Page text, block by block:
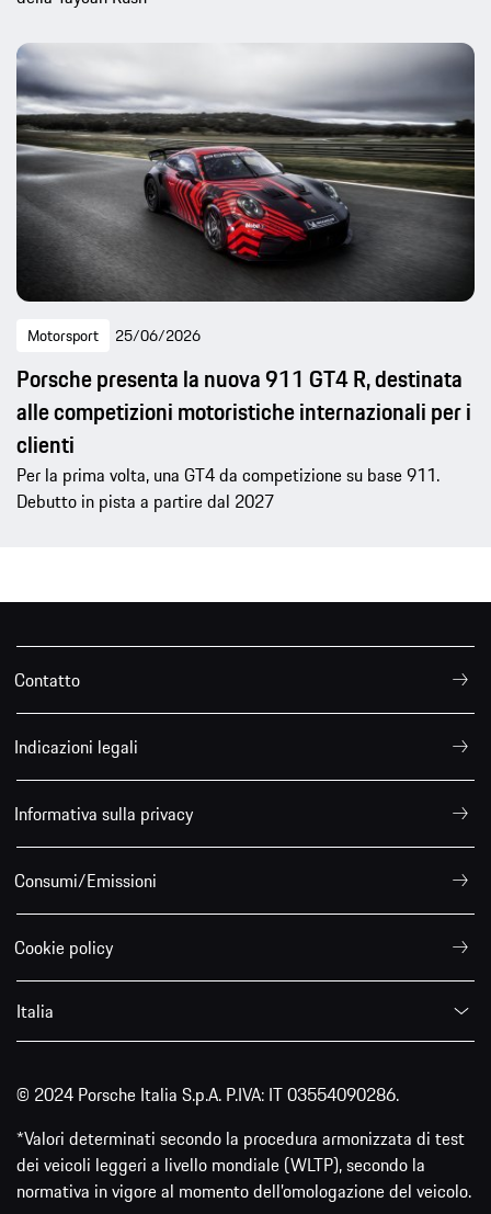
Motorsport 25/06/2026
Porsche presenta la nuova 911 GT4 R, destinata
alle competizioni motoristiche internazionali per i
clienti
Per la prima volta, una GT4 da competizione su base 911.
Debutto in pista a partire dal 2027
Contatto
Indicazioni legali
Informativa sulla privacy
Consumi/Emissioni
Cookie policy
Italia
© 2024 Porsche Italia S.p.A. P.IVA: IT 03554090286.
*Valori determinati secondo la procedura armonizzata di test
dei veicoli leggeri a livello mondiale (WLTP), secondo la
normativa in vigore al momento dell’omologazione del veicolo.